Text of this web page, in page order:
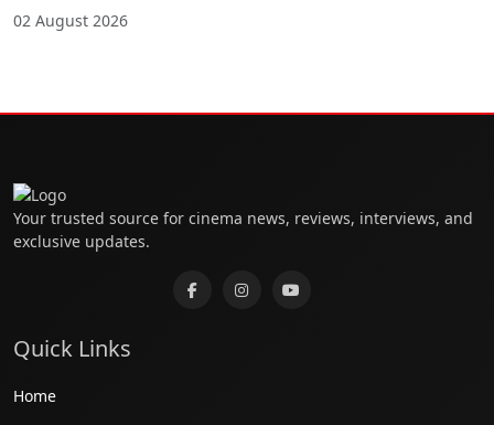
02 August 2026
Your trusted source for cinema news, reviews, interviews, and
exclusive updates.
Quick Links
Home